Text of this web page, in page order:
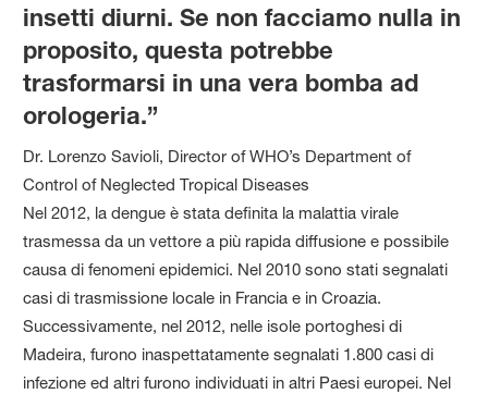
insetti diurni. Se non facciamo nulla in
proposito, questa potrebbe
trasformarsi in una vera bomba ad
orologeria.”
Dr. Lorenzo Savioli, Director of WHO’s Department of
Control of Neglected Tropical Diseases
Nel 2012, la dengue è stata definita la malattia virale
trasmessa da un vettore a più rapida diffusione e possibile
causa di fenomeni epidemici. Nel 2010 sono stati segnalati
casi di trasmissione locale in Francia e in Croazia.
Successivamente, nel 2012, nelle isole portoghesi di
Madeira, furono inaspettatamente segnalati 1.800 casi di
infezione ed altri furono individuati in altri Paesi europei. Nel